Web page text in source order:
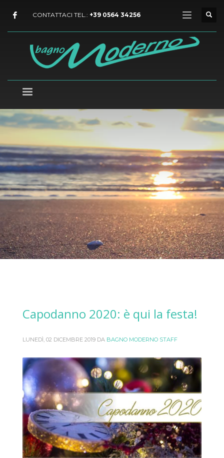
CONTATTACI TEL.: +39 0564 34256
Capodanno 2020: è qui la festa!
LUNEDÌ, 02 DICEMBRE 2019 DA BAGNO MODERNO STAFF